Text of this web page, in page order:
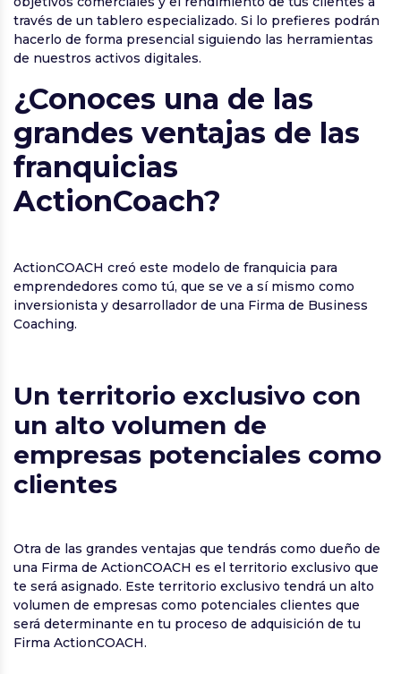
través de un tablero especializado. Si lo prefieres podrán
hacerlo de forma presencial siguiendo las herramientas
de nuestros activos digitales.
¿Conoces una de las
grandes ventajas de las
franquicias
ActionCoach?
ActionCOACH creó este modelo de franquicia para
emprendedores como tú, que se ve a sí mismo como
inversionista y desarrollador de una Firma de Business
Coaching.
Un territorio exclusivo con
un alto volumen de
empresas potenciales como
clientes
Otra de las grandes ventajas que tendrás como dueño de
una Firma de ActionCOACH es el territorio exclusivo que
te será asignado. Este territorio exclusivo tendrá un alto
volumen de empresas como potenciales clientes que
será determinante en tu proceso de adquisición de tu
Firma ActionCOACH.